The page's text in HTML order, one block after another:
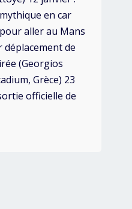
en car
aller au Mans
déplacement de
(Georgios
Grèce) 23
officielle de